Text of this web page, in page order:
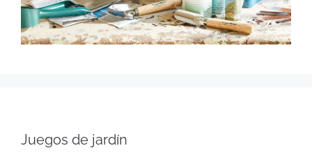
Juegos de jardín